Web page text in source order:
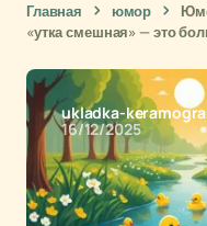
Главная юмор
«утка смешная» — это
ukladka-
16/12/2025